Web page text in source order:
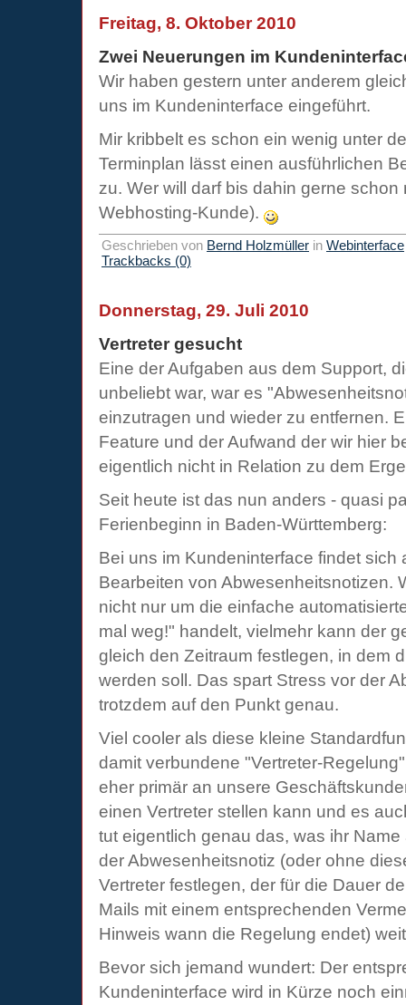
Freitag, 8. Oktober 2010
Zwei Neuerungen im
Wir haben gestern unter anderem
uns im Kundeninterface eingeführt.
Mir kribbelt es schon ein wenig unter
Terminplan lässt einen ausführlichen
zu. Wer will darf bis dahin gerne
Webhosting-Kunde).
Geschrieben von Bernd Holzmüller in Webinterface
Trackbacks (0)
Donnerstag, 29. Juli 2010
Vertreter gesucht
Eine der Aufgaben aus dem Support,
unbeliebt war, war es
einzutragen und wieder zu entfernen.
Feature und der Aufwand der wir hier
eigentlich nicht in Relation zu dem
Seit heute ist das nun anders - quasi
Ferienbeginn in Baden-Württemberg:
Bei uns im Kundeninterface findet sich
Bearbeiten von Abwesenheitsnotizen.
nicht nur um die einfache
mal weg!" handelt, vielmehr kann der
gleich den Zeitraum festlegen, in dem
werden soll. Das spart Stress vor der
trotzdem auf den Punkt genau.
Viel cooler als diese kleine
damit verbundene "Vertreter-
eher primär an unsere
einen Vertreter stellen kann und es
tut eigentlich genau das, was ihr
der Abwesenheitsnotiz (oder ohne
Vertreter festlegen, der für die Dauer
Mails mit einem entsprechenden
Hinweis wann die Regelung endet)
Bevor sich jemand wundert: Der
Kundeninterface wird in Kürze noch